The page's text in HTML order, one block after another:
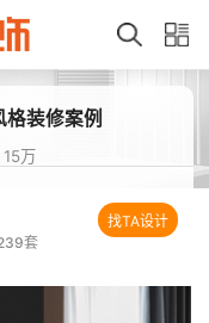
装修案例
15万
套
找TA设计